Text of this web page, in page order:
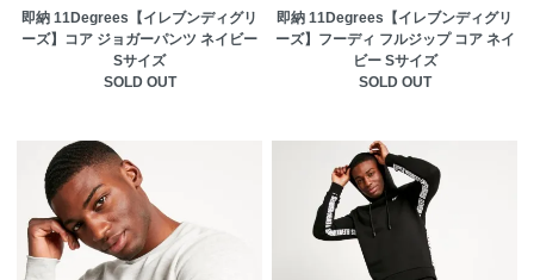
即納 11Degrees【イレブンディグリ
ーズ】コア ジョガーパンツ ネイビー
Sサイズ
SOLD OUT
即納 11Degrees【イレブンディグリ
ーズ】フーディ フルジップ コア ネイ
ビー Sサイズ
SOLD OUT